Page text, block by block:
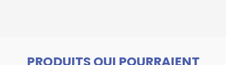
PRODUITS QUI POURRAIENT